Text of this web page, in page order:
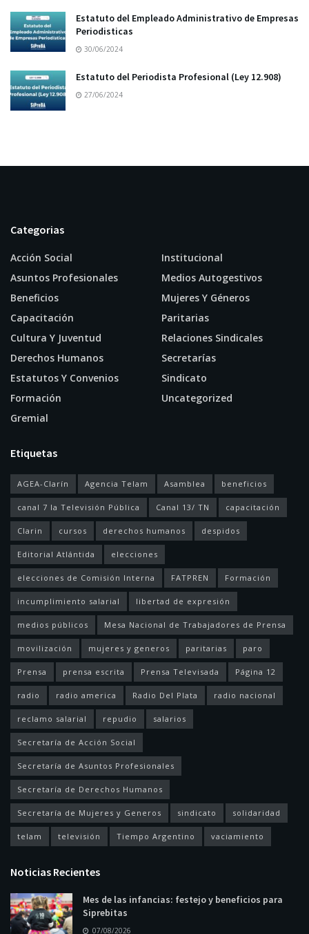
Estatuto del Empleado Administrativo de Empresas
Periodisticas
30/06/2024
Estatuto del Periodista Profesional (Ley 12.908)
27/06/2024
Categorias
Acción Social
Asuntos Profesionales
Beneficios
Capacitación
Cultura Y Juventud
Derechos Humanos
Estatutos Y Convenios
Formación
Gremial
Institucional
Medios Autogestivos
Mujeres Y Géneros
Paritarias
Relaciones Sindicales
Secretarías
Sindicato
Uncategorized
Etiquetas
AGEA-Clarín Agencia Telam Asamblea beneficios
canal 7 la Televisión Pública Canal 13/ TN capacitación
Clarin cursos derechos humanos despidos
Editorial Atlántida elecciones
elecciones de Comisión Interna FATPREN Formación
incumplimiento salarial libertad de expresión
medios públicos Mesa Nacional de Trabajadores de Prensa
movilización mujeres y generos paritarias paro
Prensa prensa escrita Prensa Televisada Página 12
radio radio america Radio Del Plata radio nacional
reclamo salarial repudio salarios
Secretaría de Acción Social
Secretaría de Asuntos Profesionales
Secretaría de Derechos Humanos
Secretaría de Mujeres y Generos sindicato solidaridad
telam televisión Tiempo Argentino vaciamiento
Noticias Recientes
Mes de las infancias: festejo y beneficios para
Siprebitas
07/08/2026